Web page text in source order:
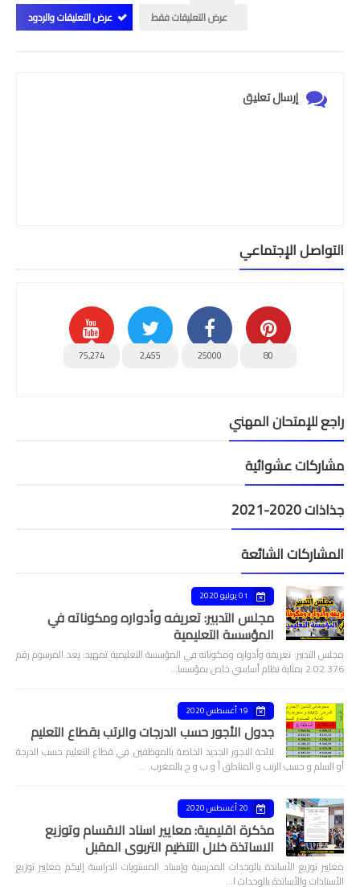
عرض التعليقات فقط
عرض التعليقات والردود
إرسال تعليق
التواصل الإجتماعي
80
25000
2,455
75,274
راجع للإمتحان المهني
مشاركات عشوائية
جذاذات 2020-2021
المشاركات الشائعة
01 يوليو 2020
مجلس التدبير: تعريفه وأدواره ومكوناته في
المؤسسة التعليمية
مجلس التدبير: تعريفه وأدواره ومكوناته في المؤسسة التعليمية تمهيد: يعد المرسوم رقم
2.02.376 بمثابة نظام أساسي خاص بمؤسسا…
19 أغسطس 2020
جدول الأجور حسب الدرجات والرتب بقطاع التعليم
لائحة الاجور الجديد الخاصة بالموظفين في قطاع التعليم حسب الدرجة
أو السلم و حسب الرتب و المناطق أ و ب و ج بالمغرب. …
20 أغسطس 2020
مذكرة اقليمية: معايير اسناد الاقسام وتوزيع
الاساتذة خلال التنظيم التربوي المقبل
معايير توزيع الأساتذة بالوحدات المدرسية وإسناد المستويات الدراسية إليكم معايير توزيع
الأستاذات والأساتذة بالوحدات ا…